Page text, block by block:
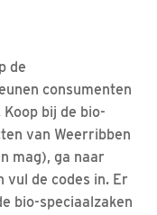
de
consumenten
bij de bio-
van Weerribben
mag), ga naar
vul de codes in. Er
bio-speciaalzaken